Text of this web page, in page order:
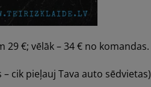
€; vēlāk – 34 € no komandas.
cik pieļauj Tava auto sēdvietas)